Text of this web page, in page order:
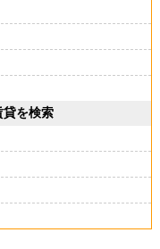
貸を検索